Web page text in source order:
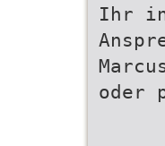
Ihr
oder